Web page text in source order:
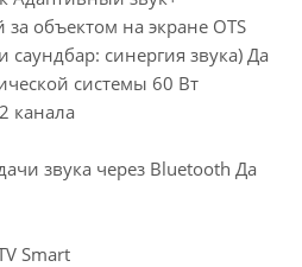
объектом на экране OTS
саундбар: синергия звука) Да
системы 60 Вт
канала
звука через Bluetooth Да
Smart